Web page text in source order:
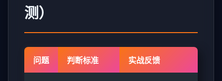
测）
问题 判断标准 实战反馈